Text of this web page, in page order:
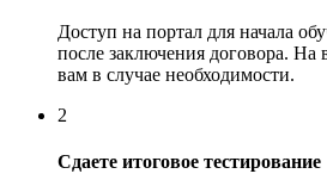
Доступ на портал для начала
после заключения договора.
вам в случае необходимости.
2
Сдаете итоговое тестирование